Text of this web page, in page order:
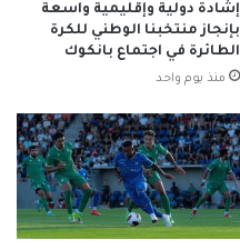
إشادة دولية وإقليمية واسعة
بإنجاز منتخبنا الوطني للكرة
الطائرة في اجتماع بانكوك
منذ يوم واحد